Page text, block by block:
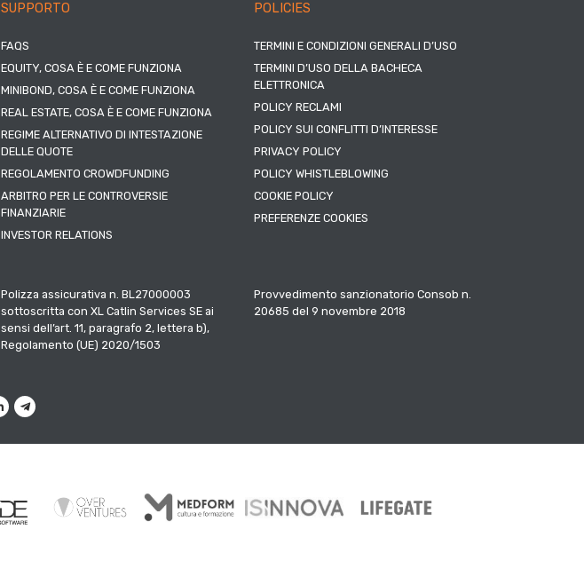
SUPPORTO
FAQS
EQUITY, COSA È E COME FUNZIONA
MINIBOND, COSA È E COME FUNZIONA
REAL ESTATE, COSA È E COME FUNZIONA
REGIME ALTERNATIVO DI INTESTAZIONE
DELLE QUOTE
REGOLAMENTO CROWDFUNDING
ARBITRO PER LE CONTROVERSIE
FINANZIARIE
INVESTOR RELATIONS
POLICIES
TERMINI E CONDIZIONI GENERALI D’USO
TERMINI D’USO DELLA BACHECA
ELETTRONICA
POLICY RECLAMI
POLICY SUI CONFLITTI D’INTERESSE
PRIVACY POLICY
POLICY WHISTLEBLOWING
COOKIE POLICY
PREFERENZE COOKIES
Polizza assicurativa n. BL27000003
sottoscritta con XL Catlin Services SE ai
sensi dell’art. 11, paragrafo 2, lettera b),
Regolamento (UE) 2020/1503
Provvedimento sanzionatorio Consob n.
20685 del 9 novembre 2018